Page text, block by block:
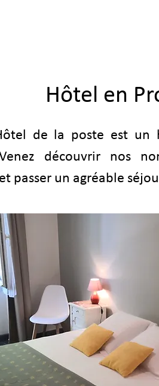
Hôtel en
de la poste est un
découvrir nos
passer un agréable